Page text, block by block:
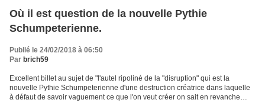
Où il est question de la nouvelle Pythie
Schumpeterienne.
Publié le 24/02/2018 à 06:50
Par brich59
Excellent billet au sujet de "l'autel ripoliné de la "disruption" qui est la
nouvelle Pythie Schumpeterienne d'une destruction créatrice dans laquelle
à défaut de savoir vaguement ce que l'on veut créer on sait en revanche